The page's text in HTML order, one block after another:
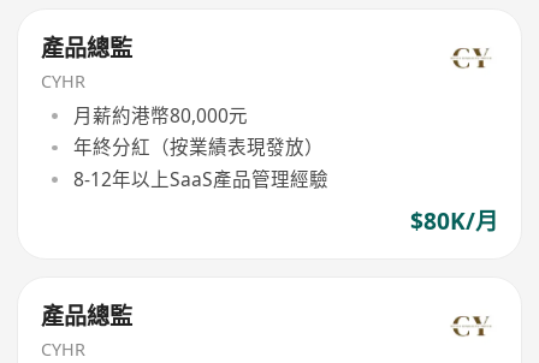
產品總監
CYHR
月薪約港幣80,000元
年終分紅（按業績表現發放）
8-12年以上SaaS產品管理經驗
$80K/月
產品總監
CYHR